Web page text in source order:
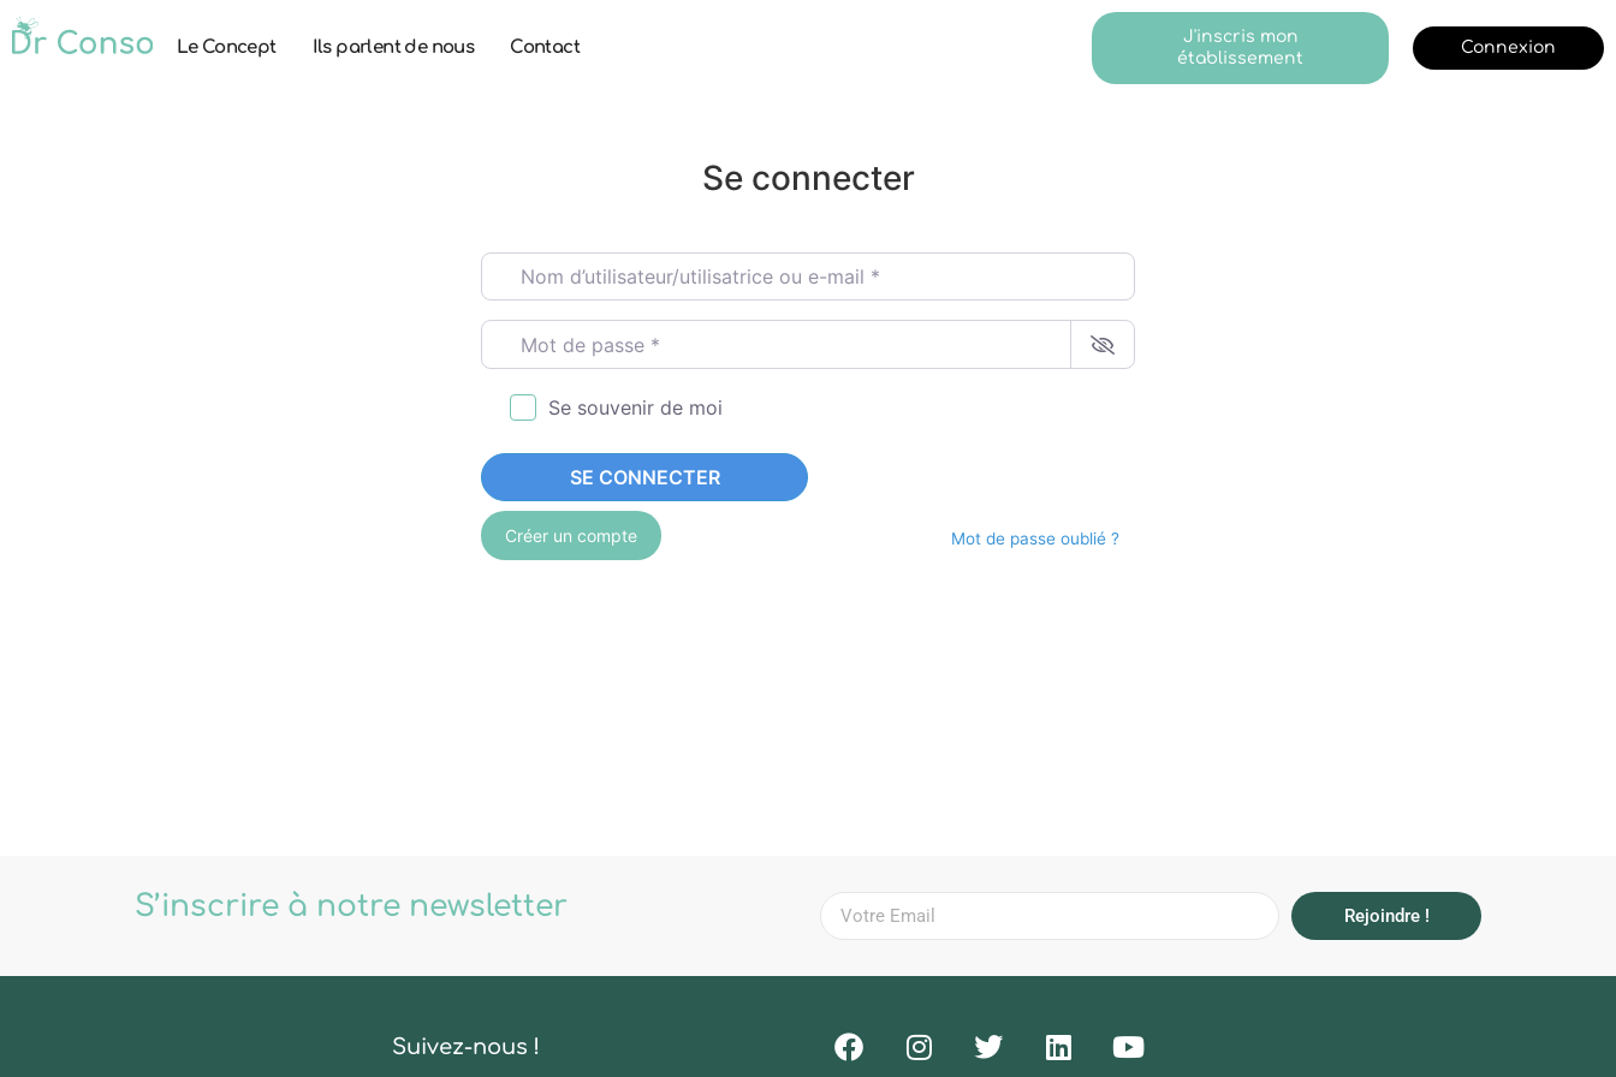
Le Concept Ils parlent de nous Contact
J'inscris mon
établissement
Connexion
Se connecter
Nom d’utilisateur/utilisatrice ou e-mail*
Mot de passe*
Se souvenir de moi
SE CONNECTER
Créer un compte Mot de passe oublié ?
S’inscrire à notre newsletter Rejoindre !
Suivez-nous !